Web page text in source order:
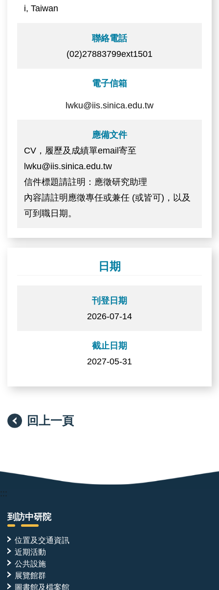
i, Taiwan
聯絡電話
(02)27883799ext1501
電子信箱
lwku@iis.sinica.edu.tw
應備文件
CV，履歷及成績單email寄至
lwku@iis.sinica.edu.tw
信件標題請註明：應徵研究助理
內容請註明應徵專任或兼任 (或皆可)，以及
可到職日期。
日期
刊登日期
2026-07-14
截止日期
2027-05-31
回上一頁
:::
到訪中研院
位置及交通資訊
近期活動
公共設施
展覽館群
圖書館及檔案館